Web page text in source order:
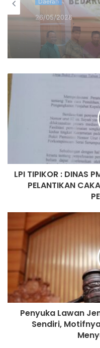
“Dan setau saya sampai
tim majelis kabupaten
sengketa pilkades Desa
Dinas PMD jangan asal
Gubernur aja di tunda
jelas terkait
asal lantik, yang
hari”, tutup Afriansyah.
Daerah
26/05/2026
PT.PBM
Sekda
2024
LPI TIPIKOR : DINAS
PELANTIKAN
Penyuka Lawan
Sendiri,